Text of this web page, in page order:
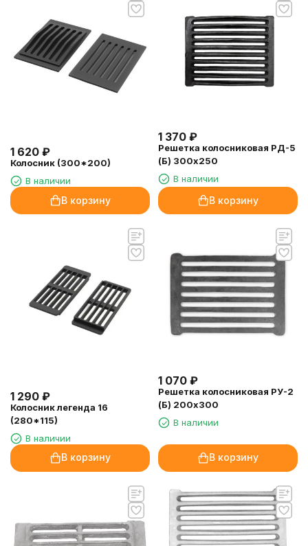
1 620 ₽
Колосник (300*200)
В наличии
В корзину
1 370 ₽
Решетка колосниковая РД-5
(Б) 300х250
В наличии
В корзину
1 290 ₽
Колосник легенда 16
(280*115)
В наличии
В корзину
1 070 ₽
Решетка колосниковая РУ-2
(Б) 200х300
В наличии
В корзину